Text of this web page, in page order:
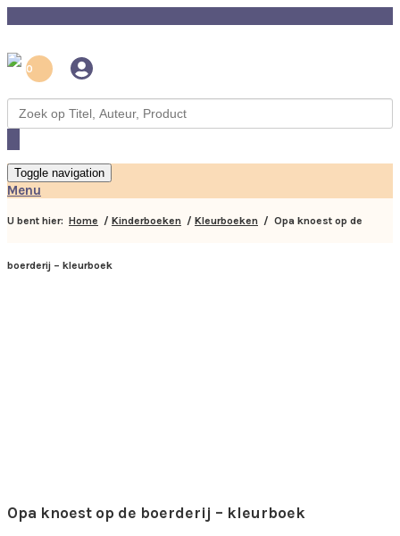
0
Toggle navigation
Menu
U bent hier: Home / Kinderboeken / Kleurboeken / Opa knoest op de
boerderij – kleurboek
Opa knoest op de boerderij – kleurboek